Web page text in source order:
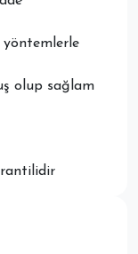
yöntemlerle
olup sağlam